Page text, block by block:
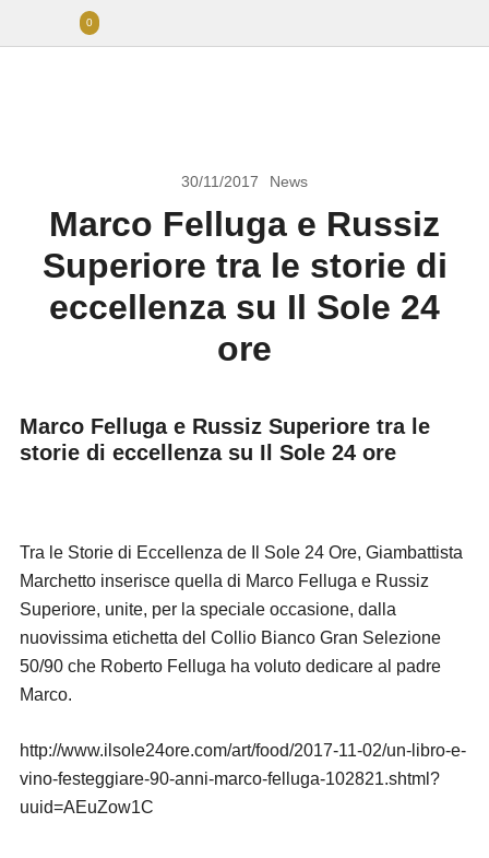
0
30/11/2017 News
Marco Felluga e Russiz
Superiore tra le storie di
eccellenza su Il Sole 24
ore
Marco Felluga e Russiz Superiore tra le
storie di eccellenza su Il Sole 24 ore
Tra le Storie di Eccellenza de Il Sole 24 Ore, Giambattista
Marchetto inserisce quella di Marco Felluga e Russiz
Superiore, unite, per la speciale occasione, dalla
nuovissima etichetta del Collio Bianco Gran Selezione
50/90 che Roberto Felluga ha voluto dedicare al padre
Marco.
http://www.ilsole24ore.com/art/food/2017-11-02/un-libro-e-
vino-festeggiare-90-anni-marco-felluga-102821.shtml?
uuid=AEuZow1C